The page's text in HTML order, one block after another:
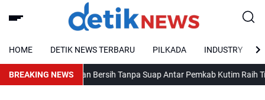
HOME DETIK NEWS TERBARU PILKADA INDUSTRY
BREAKING NEWS
Pelayanan Bersih Tanpa Suap Antar Pemkab Kutim Raih Tribun